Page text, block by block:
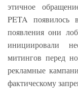
этичное
PETA
появления они
инициировали
митингов перед
рекламные
фактическому